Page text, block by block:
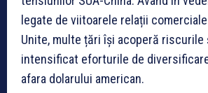
legate de viitoarele relații
Unite, multe țări își acoperă riscurile
intensificat eforturile de
afara dolarului american.